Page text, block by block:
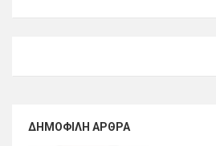
ΔΗΜΟΦΙΛΉ ΆΡΘΡΑ